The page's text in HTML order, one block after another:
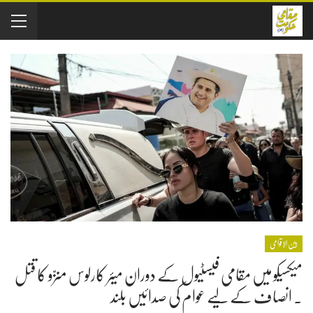
بین الاقوامی
میکسیکو میں مقامی فیسٹیول کے دوران میئر کارلوس منزّو کا قتل
۔ انصاف کے لیے عوام کی صدائیں بلند